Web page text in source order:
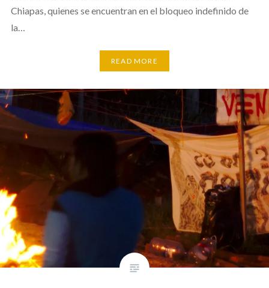
Chiapas, quienes se encuentran en el bloqueo indefinido de
la…
READ MORE